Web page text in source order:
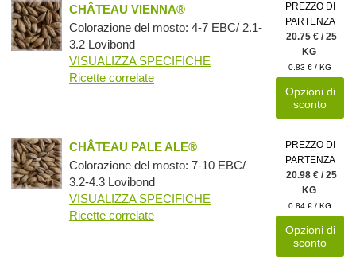
CHÂTEAU VIENNA®
Colorazione del mosto: 4-7 EBC/ 2.1-
3.2 Lovibond
VISUALIZZA SPECIFICHE
Ricette correlate
PREZZO DI
PARTENZA
20.75 € / 25
KG
0.83 € / KG
Opzioni di
sconto
CHÂTEAU PALE ALE®
Colorazione del mosto: 7-10 EBC/
3.2-4.3 Lovibond
VISUALIZZA SPECIFICHE
Ricette correlate
PREZZO DI
PARTENZA
20.98 € / 25
KG
0.84 € / KG
Opzioni di
sconto